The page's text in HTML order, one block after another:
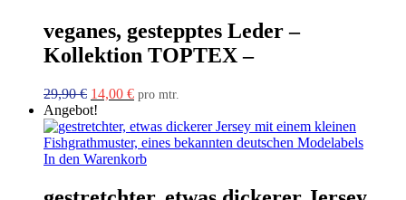
veganes, gestepptes Leder –
Kollektion TOPTEX –
29,90€ Ursprünglicher
Preis
war:
29,90 €
14,00 €Aktueller
ist:
14,00 €.
pro mtr.
Angebot!
In den Warenkorb